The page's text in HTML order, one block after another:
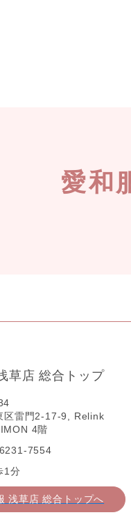
愛和
草店 総合トップ
区雷門2-17-9, Relink
4階
7554
1分
浅草店 総合トップへ